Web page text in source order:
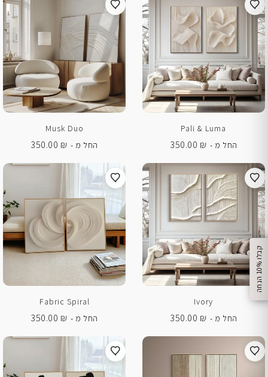
ק
ב
ל
ו
1
0
%
ה
נ
ח
ה
Pali & Luma
החל מ -
350.00 ₪
Musk Duo
החל מ -
350.00 ₪
Ivory
החל מ -
350.00 ₪
Fabric Spiral
החל מ -
350.00 ₪